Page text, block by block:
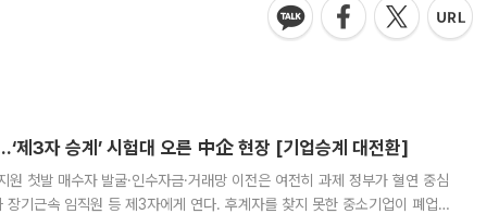
제3자 승계’ 시험대 오른 中企 현장 [기업승계 대전환]
첫발 매수자 발굴·인수자금·거래망 이전은 여전히 과제 정부가 혈연 중심
장기근속 임직원 등 제3자에게 연다. 후계자를 찾지 못한 중소기업이 폐업